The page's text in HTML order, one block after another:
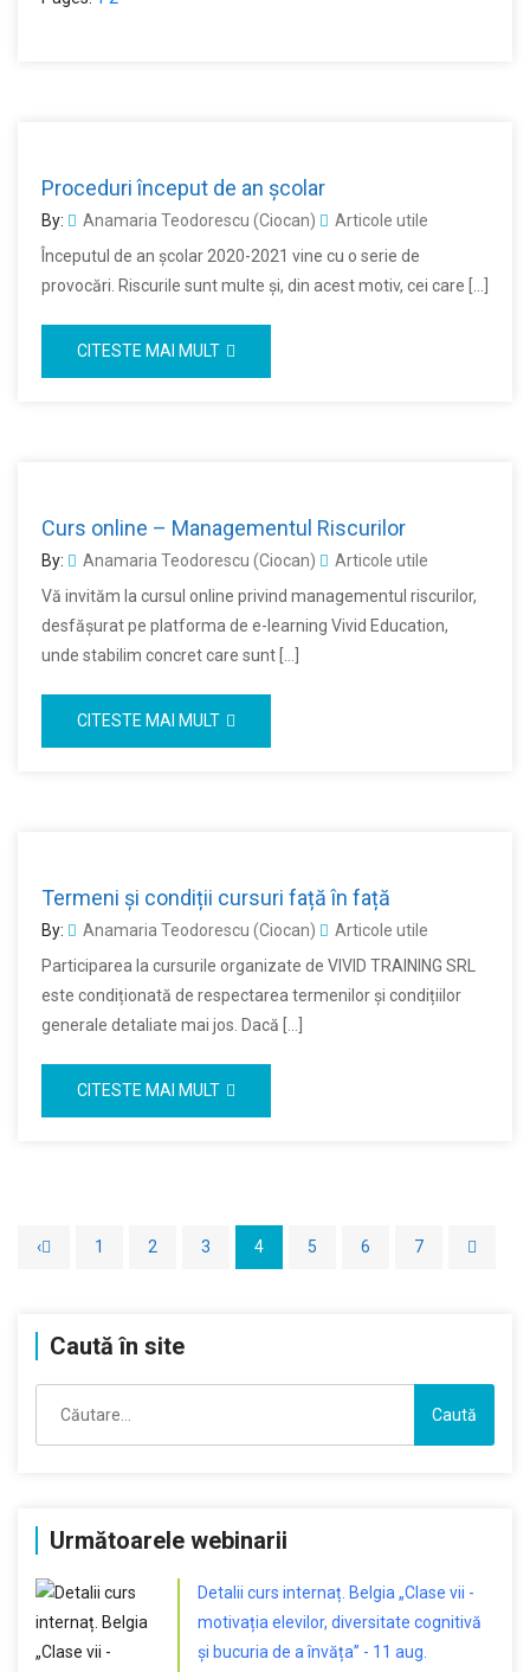
Proceduri început de an școlar
By: Anamaria Teodorescu (Ciocan)
Articole utile
Începutul de an școlar 2020-2021 vine cu o serie de
provocări. Riscurile sunt multe și, din acest motiv, cei care […]
CITESTE MAI MULT
Curs online – Managementul Riscurilor
By: Anamaria Teodorescu (Ciocan)
Articole utile
Vă invităm la cursul online privind managementul riscurilor,
desfășurat pe platforma de e-learning Vivid Education,
unde stabilim concret care sunt […]
CITESTE MAI MULT
Termeni și condiții cursuri față în față
By: Anamaria Teodorescu (Ciocan)
Articole utile
Participarea la cursurile organizate de VIVID TRAINING SRL
este condiționată de respectarea termenilor și condițiilor
generale detaliate mai jos. Dacă […]
CITESTE MAI MULT
‹ 1 2 3 4 5 6 7
Caută în site
după:
Următoarele webinarii
Detalii curs internaț. Belgia „Clase vii -
motivația elevilor, diversitate cognitivă
și bucuria de a învăța” - 11 aug.